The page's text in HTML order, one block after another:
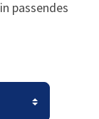
passendes